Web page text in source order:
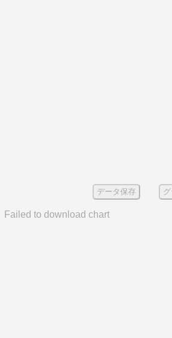
データ保存
Failed to download chart